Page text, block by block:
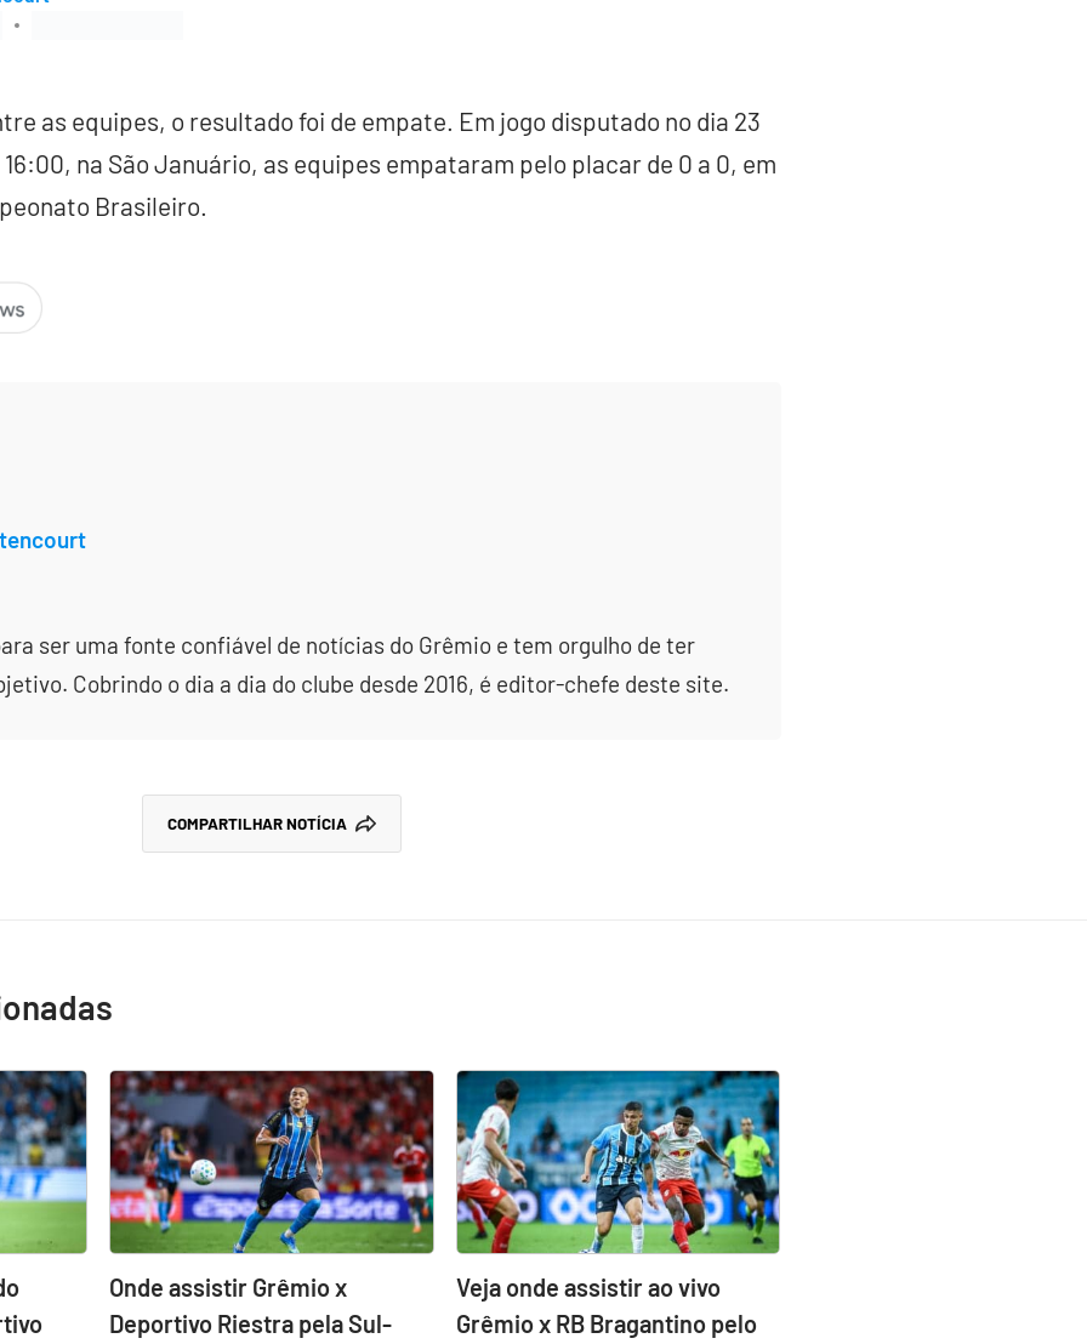
as equipes, o resultado foi de empate. Em jogo disputado no dia 23
na São Januário, as equipes empataram pelo placar de 0 a 0, em
Brasileiro.
ser uma fonte confiável de notícias do Grêmio e tem orgulho de ter
Cobrindo o dia a dia do clube desde 2016, é editor-chefe deste site.
COMPARTILHAR NOTÍCIA
Onde assistir Grêmio x
Deportivo Riestra pela Sul-
Veja onde assistir ao vivo
Grêmio x RB Bragantino pelo